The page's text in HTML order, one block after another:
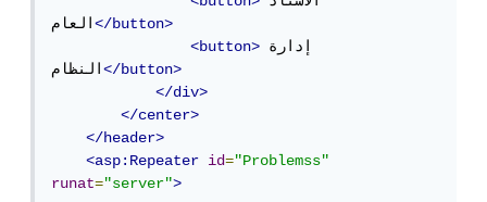
العام</button>
<button> إدارة
النظام</button>
</div>
</center>
</header>
<asp:Repeater
id="Problemss"
runat="server">